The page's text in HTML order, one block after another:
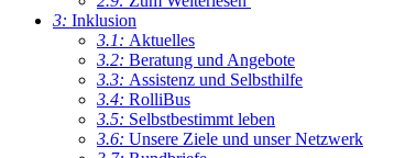
3: Inklusion
3.1: Aktuelles
3.2: Beratung und Angebote
3.3: Assistenz und Selbsthilfe
3.4: RolliBus
3.5: Selbstbestimmt leben
3.6: Unsere Ziele und unser Netzwerk